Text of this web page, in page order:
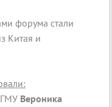
форума стали
Китая и
Вероника